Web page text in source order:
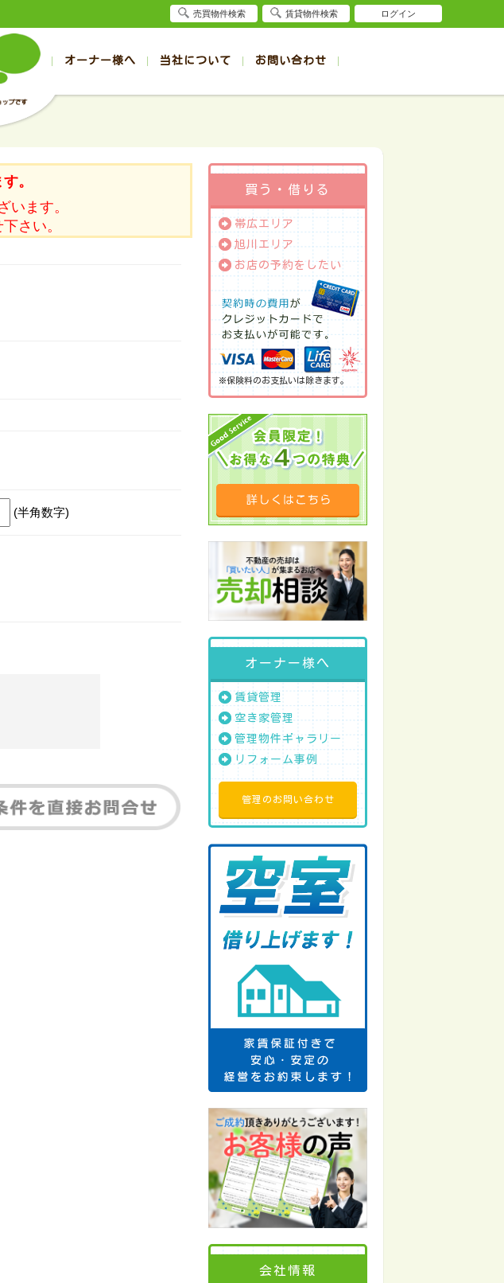
万円
万円
万円
帯広の賃貸アパート
帯広の1DK～1LDK賃貸
帯広の2K～2LDK賃貸
帯広の3K～3LDK賃貸
帯広の4K以上賃貸
万円
万円
万円
旭川の賃貸アパート
旭川の1DK～1LDK賃貸
旭川の2K～2LDK賃貸
旭川の3K～3LDK賃貸
旭川の4K以上賃貸
オーナー様へ 当社について
お客様の声
お問い合わせ
入居者様ページ
。
います。
さい。
(半角数字)
買う・借りる
帯広エリア
旭川エリア
お店の予約をしたい
※保険料のお支払いは除きます。
オーナー様へ
賃貸管理
空き家管理
管理物件ギャラリー
リフォーム事例
管理のお問い合わせ
会社情報
売買物件検索 賃貸物件検索 ログイン